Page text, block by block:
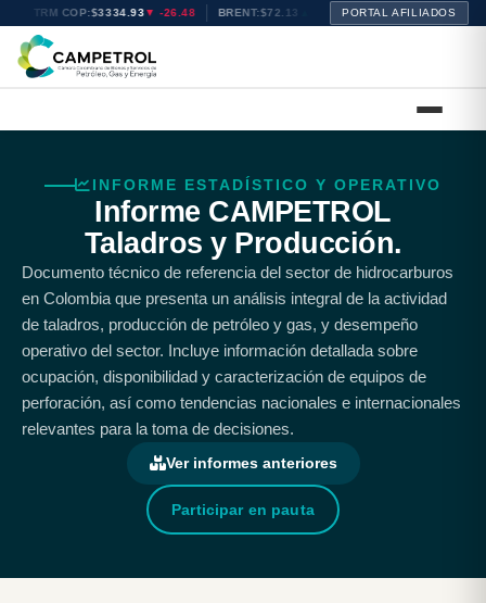
TRM COP:$3334.93▼ -26.48 BRENT:$72.13 ▲ +0.39 WTI:$68.81▲ +0.30
PORTAL AFILIADOS
INFORME ESTADÍSTICO Y OPERATIVO
Informe CAMPETROL
Taladros y Producción.
Documento técnico de referencia del sector de hidrocarburos
en Colombia que presenta un análisis integral de la actividad
de taladros, producción de petróleo y gas, y desempeño
operativo del sector. Incluye información detallada sobre
ocupación, disponibilidad y caracterización de equipos de
perforación, así como tendencias nacionales e internacionales
relevantes para la toma de decisiones.
Ver informes anteriores
Participar en pauta